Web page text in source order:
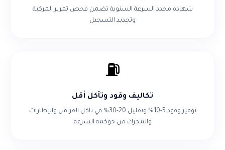
شهادة محدد السرعة السنوية تضمن فحص تمرير المركبة
وتجديد التسجيل
⛽
تكاليف وقود وتآكل أقل
توفير وقود 5-10% وتقليل 20-30% في تآكل الفرامل والإطارات
والمحرك من حوكمة السرعة